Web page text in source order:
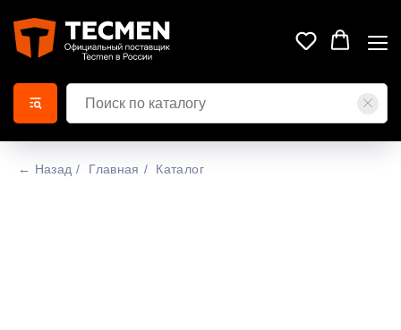
← Назад / Главная / Каталог